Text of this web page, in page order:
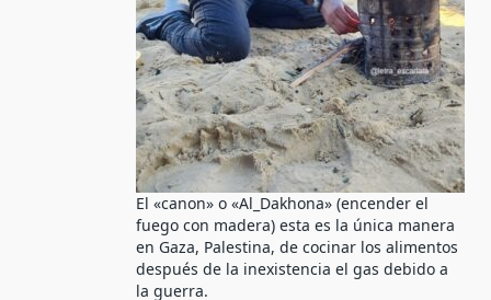
El «canon» o «Al_Dakhona» (encender el
fuego con madera) esta es la única manera
en Gaza, Palestina, de cocinar los alimentos
después de la inexistencia el gas debido a
la guerra.